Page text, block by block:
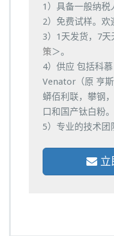
1）具备一般纳税
2）免费试样。欢
3）1天发货，7
策＞。
4）供应 包括科
Venator（原 亨
蟒佰利联，攀钢
口和国产钛白粉。
5）专业的技术团
立